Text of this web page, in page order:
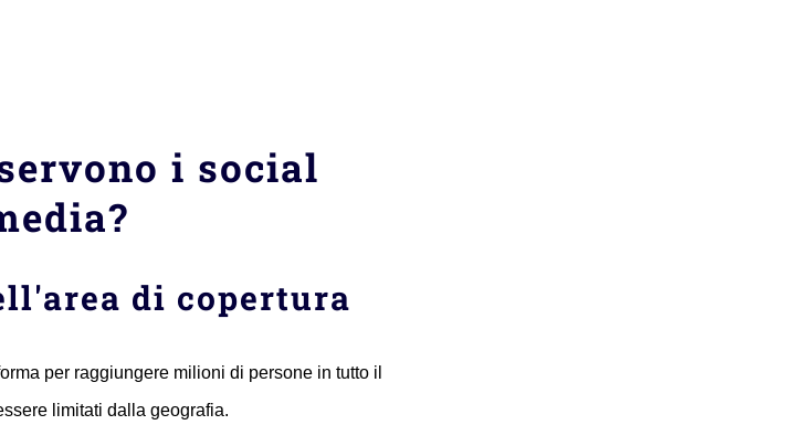
i social
di copertura
per raggiungere milioni di persone in tutto il
limitati dalla geografia.